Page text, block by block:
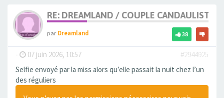
RE: DREAMLAND / COUPLE CANDAULISTE
parDreamland 38
- 07 juin 2026, 10:57
#2944925
Selfie envoyé par la miss alors qu’elle passait la nuit chez l’un
des réguliers